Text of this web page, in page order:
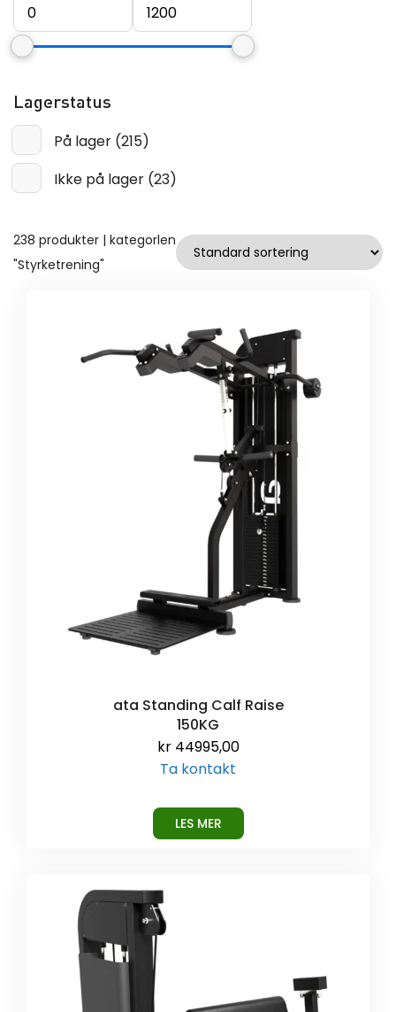
Lagerstatus
På lager (215)
Ikke på lager (23)
238 produkter | kategorlen
"Styrketrening"
ata Standing Calf Raise
150KG
kr44995,00
Ta kontakt
LES MER